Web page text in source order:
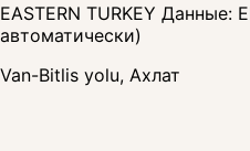
EASTERN TURKEY Данные:
автоматически)
Van-Bitlis yolu, Ахлат